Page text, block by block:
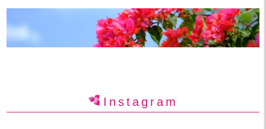
Instagram